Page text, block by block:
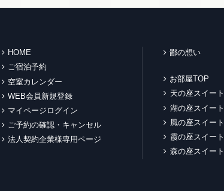
HOME
ご宿泊予約
空室カレンダー
WEB会員新規登録
マイページログイン
ご予約の確認・キャンセル
法人契約企業様専用ページ
鄙の想い
お部屋TOP
天の座スイート
湖の座スイート
風の座スイート
霞の座スイート
森の座スイート